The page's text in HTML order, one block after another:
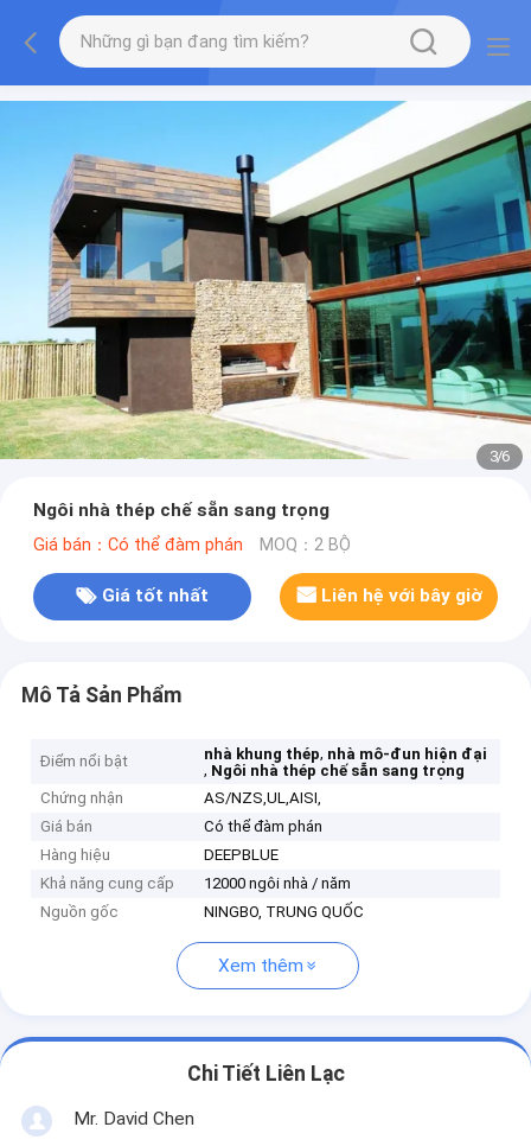
3/6
Ngôi nhà thép chế sẵn sang trọng
Giá bán：Có thể đàm phán MOQ：2 BỘ
Giá tốt nhất Liên hệ với bây giờ
Mô Tả Sản Phẩm
Điểm nổi bật nhà khung thép, nhà mô-đun hiện đại
, Ngôi nhà thép chế sẵn sang trọng
Chứng nhận
AS/NZS,UL,AISI,
Giá bán
Có thể đàm phán
Hàng hiệu
DEEPBLUE
Khả năng cung cấp
12000 ngôi nhà / năm
Nguồn gốc
NINGBO, TRUNG QUỐC
Xem thêm
Chi Tiết Liên Lạc
Mr. David Chen